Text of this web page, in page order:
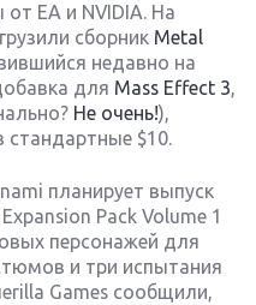
EA и NVIDIA. На
сборник Metal
недавно на
для Mass Effect 3,
Не очень!),
стандартные $10.
планирует выпуск
Pack Volume 1
персонажей для
и три испытания
Games сообщили,